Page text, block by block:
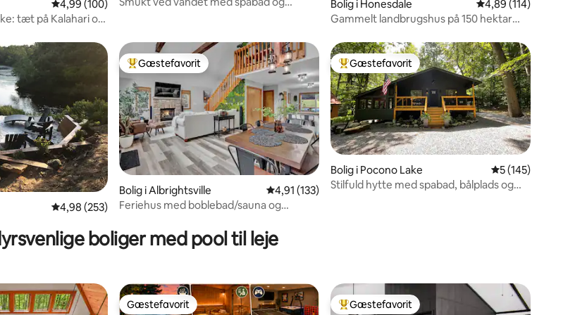
4,99 ud af 5 i gennemsnitlig bedømmelse, 100 omtaler
4,99 (100)
tæt på Kalahari og
Bolig i Honesdale 4,89 ud af 5 i
4,89 (114)
Gammelt landbrugshus på 150 hektar
251 omtaler
4,98 ud af 5 i gennemsnitlig bedømmelse, 253 omtaler
4,98 (253)
Bedste gæstefavorit
Gæstefavorit
Bolig i Albrightsville 4,91 ud af 5 i gennemsnitlig bedømmelse, 133 omtaler
4,91 (133)
Feriehus med boblebad/sauna og
Bedste gæstefavorit
Gæstefavorit
Bolig i Pocono Lake 5 ud af 5 i
5 (145)
Stilfuld hytte med spabad, bålplads og
boliger med pool til leje
Gæstefavorit
Gæstefavorit Bedste gæstefavorit
Gæstefavorit